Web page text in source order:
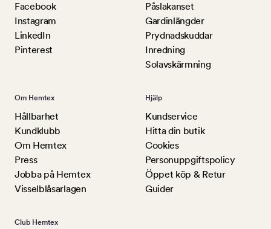
Facebook
Instagram
LinkedIn
Pinterest
Påslakanset
Gardinlängder
Prydnadskuddar
Inredning
Solavskärmning
Om Hemtex
Hållbarhet
Kundklubb
Om Hemtex
Press
Jobba på Hemtex
Visselblåsarlagen
Hjälp
Kundservice
Hitta din butik
Cookies
Personuppgiftspolicy
Öppet köp & Retur
Guider
Club Hemtex